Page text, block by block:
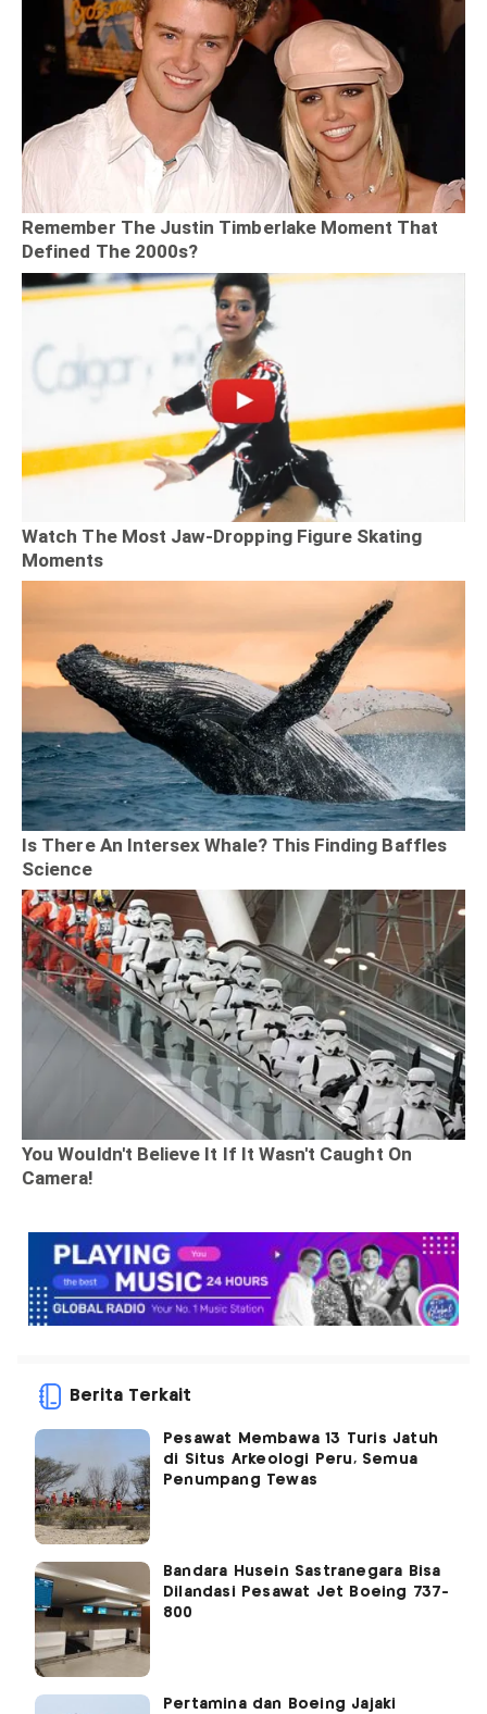
Berita Terkait
Pesawat Membawa 13 Turis Jatuh
di Situs Arkeologi Peru, Semua
Penumpang Tewas
Bandara Husein Sastranegara Bisa
Dilandasi Pesawat Jet Boeing 737-
800
Pertamina dan Boeing Jajaki